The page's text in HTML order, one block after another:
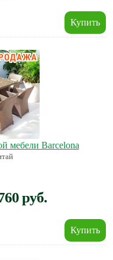
мебели Barcelona
руб.